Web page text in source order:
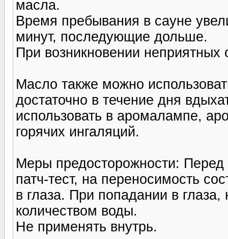
масла.
Время пребывания в сауне
минут, последующие дольше.
При возникновении
Масло также можно
достаточно в течение дня
использовать в аромалампе,
горячих ингаляций.
Меры предосторожности: Перед
патч-тест, на переносимость
в глаза. При попадании в
количеством воды.
Не применять внутрь.